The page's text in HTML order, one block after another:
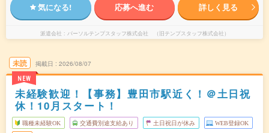
気になる! 応募へ進む 詳しく見る
派遣会社 パーソルテンプスタッフ株式会社 （旧テンプスタッフ株式会社）
未読
NEW
掲載日 2026/08/07
未経験歓迎！【事務】豊田市駅近く！＠土日祝
休！10月スタート！
職種未経験OK 交通費別途支給あり 土日祝日が休み WEB登録OK